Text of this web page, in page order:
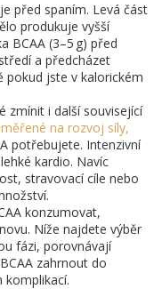
před spaním. Levá část
produkuje vyšší
BCAA (3–5 g) před
a předcházet
pokud jste v kalorickém
zmínit i další související
na rozvoj síly,
potřebujete. Intenzivní
kardio. Navíc
stravovací cíle nebo
konzumovat,
Níže najdete výběr
fázi, porovnávají
zahrnout do
komplikací.